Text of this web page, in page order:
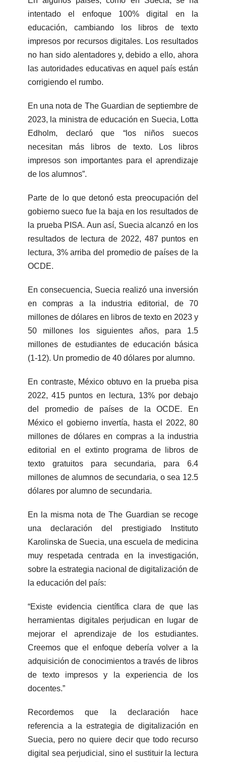
intentado el enfoque 100% digital en la
educación, cambiando los libros de texto
impresos por recursos digitales. Los resultados
no han sido alentadores y, debido a ello, ahora
las autoridades educativas en aquel país están
corrigiendo el rumbo.
En una nota de The Guardian de septiembre de
2023, la ministra de educación en Suecia, Lotta
Edholm, declaró que “los niños suecos
necesitan más libros de texto. Los libros
impresos son importantes para el aprendizaje
de los alumnos”.
Parte de lo que detonó esta preocupación del
gobierno sueco fue la baja en los resultados de
la prueba PISA. Aun así, Suecia alcanzó en los
resultados de lectura de 2022, 487 puntos en
lectura, 3% arriba del promedio de países de la
OCDE.
En consecuencia, Suecia realizó una inversión
en compras a la industria editorial, de 70
millones de dólares en libros de texto en 2023 y
50 millones los siguientes años, para 1.5
millones de estudiantes de educación básica
(1-12). Un promedio de 40 dólares por alumno.
En contraste, México obtuvo en la prueba pisa
2022, 415 puntos en lectura, 13% por debajo
del promedio de países de la OCDE. En
México el gobierno invertía, hasta el 2022, 80
millones de dólares en compras a la industria
editorial en el extinto programa de libros de
texto gratuitos para secundaria, para 6.4
millones de alumnos de secundaria, o sea 12.5
dólares por alumno de secundaria.
En la misma nota de The Guardian se recoge
una declaración del prestigiado Instituto
Karolinska de Suecia, una escuela de medicina
muy respetada centrada en la investigación,
sobre la estrategia nacional de digitalización de
la educación del país:
“Existe evidencia científica clara de que las
herramientas digitales perjudican en lugar de
mejorar el aprendizaje de los estudiantes.
Creemos que el enfoque debería volver a la
adquisición de conocimientos a través de libros
de texto impresos y la experiencia de los
docentes.”
Recordemos que la declaración hace
referencia a la estrategia de digitalización en
Suecia, pero no quiere decir que todo recurso
digital sea perjudicial, sino el sustituir la lectura